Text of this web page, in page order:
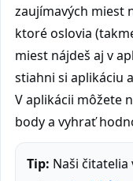
zaujímavých miest
ktoré oslovia
miest nájdeš aj v
stiahni si aplikáciu
V aplikácii môžete
body a vyhrať
Tip: Naši